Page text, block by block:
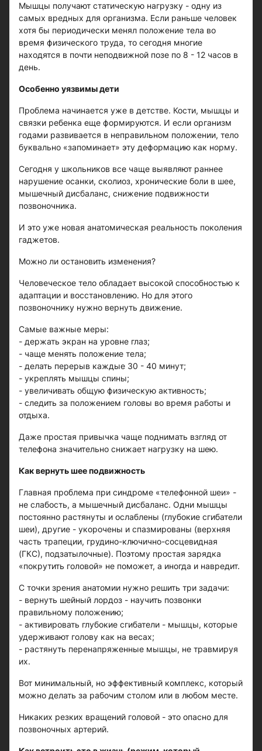
Мышцы получают статическую нагрузку - одну из
самых вредных для организма. Если раньше человек
хотя бы периодически менял положение тела во
время физического труда, то сегодня многие
находятся в почти неподвижной позе по 8 - 12 часов в
день.
Особенно уязвимы дети
Проблема начинается уже в детстве. Кости, мышцы и
связки ребенка еще формируются. И если организм
годами развивается в неправильном положении, тело
буквально «запоминает» эту деформацию как норму.
Сегодня у школьников все чаще выявляют раннее
нарушение осанки, сколиоз, хронические боли в шее,
мышечный дисбаланс, снижение подвижности
позвоночника.
И это уже новая анатомическая реальность поколения
гаджетов.
Можно ли остановить изменения?
Человеческое тело обладает высокой способностью к
адаптации и восстановлению. Но для этого
позвоночнику нужно вернуть движение.
Самые важные меры:
- держать экран на уровне глаз;
- чаще менять положение тела;
- делать перерыв каждые 30 - 40 минут;
- укреплять мышцы спины;
- увеличивать общую физическую активность;
- следить за положением головы во время работы и
отдыха.
Даже простая привычка чаще поднимать взгляд от
телефона значительно снижает нагрузку на шею.
Как вернуть шее подвижность
Главная проблема при синдроме «телефонной шеи» -
не слабость, а мышечный дисбаланс. Одни мышцы
постоянно растянуты и ослаблены (глубокие сгибатели
шеи), другие - укорочены и спазмированы (верхняя
часть трапеции, грудино-ключично-сосцевидная
(ГКС), подзатылочные). Поэтому простая зарядка
«покрутить головой» не поможет, а иногда и навредит.
С точки зрения анатомии нужно решить три задачи:
- вернуть шейный лордоз - научить позвонки
правильному положению;
- активировать глубокие сгибатели - мышцы, которые
удерживают голову как на весах;
- растянуть перенапряженные мышцы, не травмируя
их.
Вот минимальный, но эффективный комплекс, который
можно делать за рабочим столом или в любом месте.
Никаких резких вращений головой - это опасно для
позвоночных артерий.